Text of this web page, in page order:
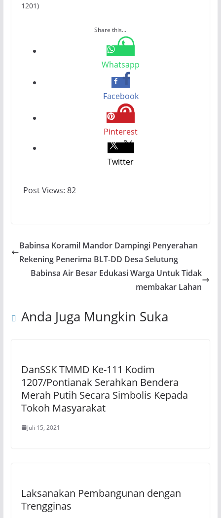
1201)
Share this...
Whatsapp
Facebook
Pinterest
Twitter
Post Views: 82
Babinsa Koramil Mandor Dampingi Penyerahan
Rekening Penerima BLT-DD Desa Selutung
Babinsa Air Besar Edukasi Warga Untuk Tidak
membakar Lahan
Anda Juga Mungkin Suka
DanSSK TMMD Ke-111 Kodim
1207/Pontianak Serahkan Bendera
Merah Putih Secara Simbolis Kepada
Tokoh Masyarakat
Juli 15, 2021
Laksanakan Pembangunan dengan
Trengginas